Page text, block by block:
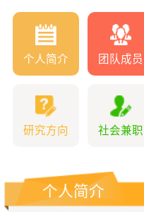
个人简介 团队成员
研究方向 社会兼职
个人简介